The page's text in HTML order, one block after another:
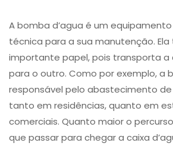
A bomba d’agua é um
técnica para a sua manutenção.
importante papel, pois transporta a
para o outro. Como por exemplo, a
responsável pelo abastecimento de
tanto em residências, quanto em
comerciais. Quanto maior o
que passar para chegar a caixa